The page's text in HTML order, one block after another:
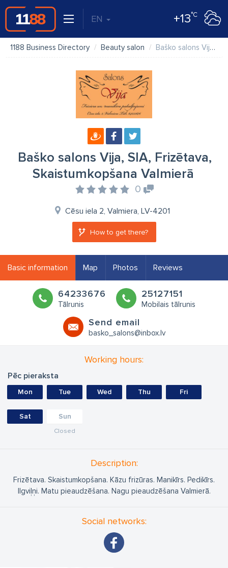
EN +13°C
1188 Business Directory Beauty salon Baško salons Vija, SIA, Frizētava, Skaistumkopšana Valmierā
Baško salons Vija, SIA, Frizētava,
Skaistumkopšana Valmierā
0
Cēsu iela 2, Valmiera, LV-4201
How to get there?
Basic information Map Photos Reviews
64233676
Tālrunis
25127151
Mobilais tālrunis
Send email
basko_salons@inbox.lv
Working hours:
Pēc pieraksta
Mon Tue Wed Thu Fri
Sat Sun
Closed
Description:
Frizētava. Skaistumkopšana. Kāzu frizūras. Manikīrs. Pedikīrs.
Ilgviļņi. Matu pieaudzēšana. Nagu pieaudzēšana Valmierā.
Social networks: